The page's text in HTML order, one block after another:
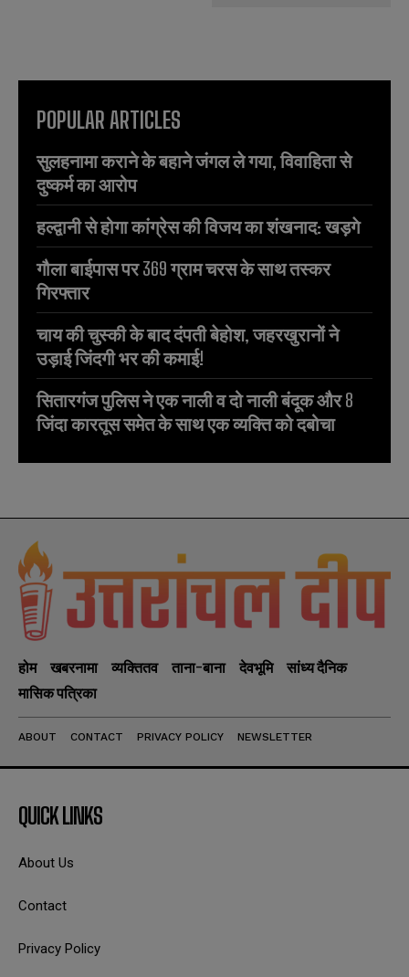
POPULAR ARTICLES
सुलहनामा कराने के बहाने जंगल ले गया, विवाहिता से
दुष्कर्म का आरोप
हल्द्वानी से होगा कांग्रेस की विजय का शंखनाद: खड़गे
गौला बाईपास पर 369 ग्राम चरस के साथ तस्कर
गिरफ्तार
चाय की चुस्की के बाद दंपती बेहोश, जहरखुरानों ने
उड़ाई जिंदगी भर की कमाई!
सितारगंज पुलिस ने एक नाली व दो नाली बंदूक और 8
जिंदा कारतूस समेत के साथ एक व्यक्ति को दबोचा
होम खबरनामा व्यक्तितव ताना-बाना देवभूमि
सांध्य दैनिक
मासिक पत्रिका
ABOUT CONTACT PRIVACY POLICY NEWSLETTER
QUICK LINKS
About Us
Contact
Privacy Policy